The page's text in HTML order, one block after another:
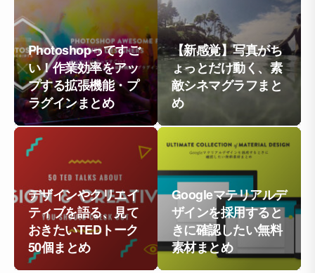
Photoshopってすご
い！作業効率をアッ
プする拡張機能・プ
ラグインまとめ
【新感覚】写真がち
ょっとだけ動く、素
敵シネマグラフまと
め
デザインやクリエイ
ティブを語る、見て
おきたいTEDトーク
50個まとめ
Googleマテリアルデ
ザインを採用すると
きに確認したい無料
素材まとめ